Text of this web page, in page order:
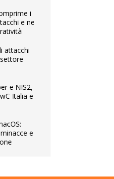
i
e ne
attacchi
e NIS2,
Italia e
e